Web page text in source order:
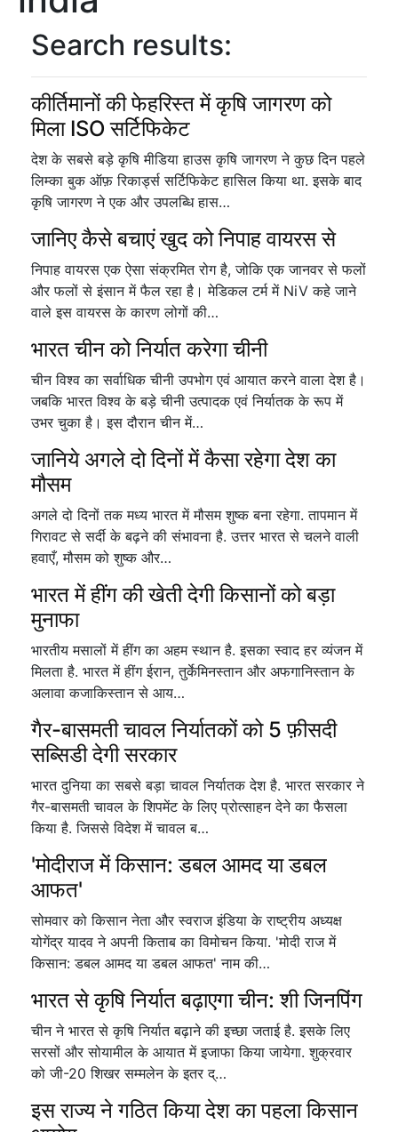
Search results:
कीर्तिमानों की फेहरिस्त में कृषि जागरण को
मिला ISO सर्टिफिकेट
देश के सबसे बड़े कृषि मीडिया हाउस कृषि जागरण ने कुछ दिन पहले
लिम्का बुक ऑफ़ रिकार्ड्स सर्टिफिकेट हासिल किया था. इसके बाद
कृषि जागरण ने एक और उपलब्धि हास…
जानिए कैसे बचाएं खुद को निपाह वायरस से
निपाह वायरस एक ऐसा संक्रमित रोग है, जोकि एक जानवर से फलों
और फलों से इंसान में फैल रहा है। मेडिकल टर्म में NiV कहे जाने
वाले इस वायरस के कारण लोगों की…
भारत चीन को निर्यात करेगा चीनी
चीन विश्व का सर्वाधिक चीनी उपभोग एवं आयात करने वाला देश है।
जबकि भारत विश्व के बड़े चीनी उत्पादक एवं निर्यातक के रूप में
उभर चुका है। इस दौरान चीन में…
जानिये अगले दो दिनों में कैसा रहेगा देश का
मौसम
अगले दो दिनों तक मध्य भारत में मौसम शुष्क बना रहेगा. तापमान में
गिरावट से सर्दी के बढ़ने की संभावना है. उत्तर भारत से चलने वाली
हवाएँ, मौसम को शुष्क और…
भारत में हींग की खेती देगी किसानों को बड़ा
मुनाफा
भारतीय मसालों में हींग का अहम स्थान है. इसका स्वाद हर व्यंजन में
मिलता है. भारत में हींग ईरान, तुर्केमिनस्तान और अफगानिस्तान के
अलावा कजाकिस्तान से आय…
गैर-बासमती चावल निर्यातकों को 5 फ़ीसदी
सब्सिडी देगी सरकार
भारत दुनिया का सबसे बड़ा चावल निर्यातक देश है. भारत सरकार ने
गैर-बासमती चावल के शिपमेंट के लिए प्रोत्साहन देने का फैसला
किया है. जिससे विदेश में चावल ब…
'मोदीराज में किसान: डबल आमद या डबल
आफत'
सोमवार को किसान नेता और स्वराज इंडिया के राष्ट्रीय अध्यक्ष
योगेंद्र यादव ने अपनी किताब का विमोचन किया. 'मोदी राज में
किसान: डबल आमद या डबल आफत' नाम की…
भारत से कृषि निर्यात बढ़ाएगा चीन: शी जिनपिंग
चीन ने भारत से कृषि निर्यात बढ़ाने की इच्छा जताई है. इसके लिए
सरसों और सोयामील के आयात में इजाफा किया जायेगा. शुक्रवार
को जी-20 शिखर सम्मलेन के इतर द्…
इस राज्य ने गठित किया देश का पहला किसान